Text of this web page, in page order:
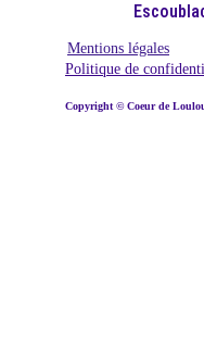
Copyright © Coeur de
Mentions légales
Politique de